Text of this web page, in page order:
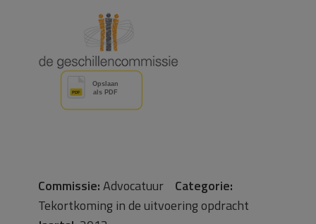
Commissie:Advocatuur Categorie:
Tekortkoming in de uitvoering opdracht